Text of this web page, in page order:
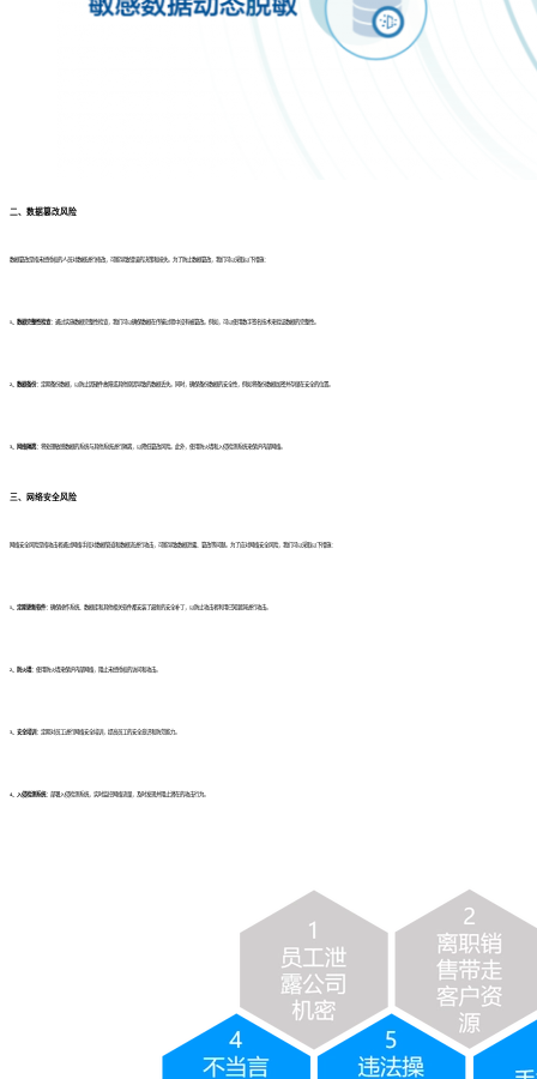
二、数据篡改风险
数据篡改是指未经授权的人员对数据进行修改，可能导致错误的决策和损失。为了防止数据篡改，我们可以采取以下措施：
1、数据完整性检查： 通过实施数据完整性检查，我们可以确保数据在传输过程中没有被篡改。例如，可以使用数字签名技术来验证数据的完整性。
2、数据备份： 定期备份数据，以防止因硬件故障或其他原因导致的数据丢失。同时，确保备份数据的安全性，例如将备份数据加密并存储在安全的位置。
3、网络隔离： 将处理敏感数据的系统与其他系统进行隔离，以降低篡改风险。此外，使用防火墙和入侵检测系统来保护内部网络。
三、网络安全风险
网络安全风险是指攻击者通过网络手段对数据管道和数据流进行攻击，可能导致数据泄露、篡改等问题。为了应对网络安全风险，我们可以采取以下措施：
1、定期更新软件： 确保操作系统、数据库和其他相关软件都安装了最新的安全补丁，以防止攻击者利用已知漏洞进行攻击。
2、防火墙： 使用防火墙来保护内部网络，阻止未经授权的访问和攻击。
3、安全培训： 定期对员工进行网络安全培训，提高员工的安全意识和防范能力。
4、入侵检测系统： 部署入侵检测系统，实时监控网络流量，及时发现并阻止潜在的攻击行为。